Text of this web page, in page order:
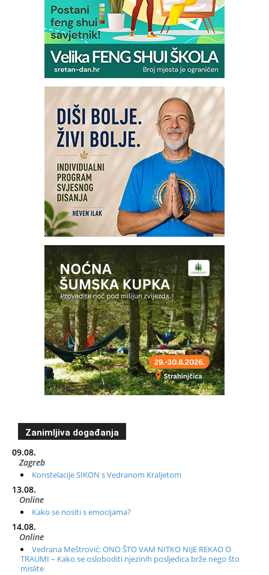
Zanimljiva događanja
09.08.
Zagreb
Konstelacije SIKON s Vedranom Kraljetom
13.08.
Online
Kako se nositi s emocijama?
14.08.
Online
Vedrana Meštrović: ONO ŠTO VAM NITKO NIJE REKAO O
TRAUMI – Kako se osloboditi njezinih posljedica brže nego što
mislite